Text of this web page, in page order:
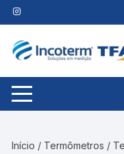
Pular
para
conteúdo
Início / Termômetros /